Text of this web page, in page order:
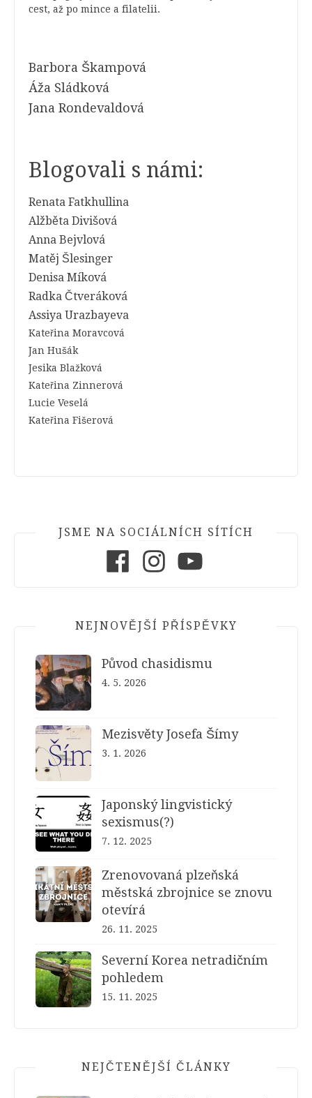
cest, až po mince a filatelii.
Barbora Škampová
Áža Sládková
Jana Rondevaldová
Blogovali s námi:
Renata Fatkhullina
Alžběta Divišová
Anna Bejvlová
Matěj Šlesinger
Denisa Míková
Radka Čtveráková
Assiya Urazbayeva
Kateřina Moravcová
Jan Hušák
Jesika Blažková
Kateřina Zinnerová
Lucie Veselá
Kateřina Fišerová
JSME NA SOCIÁLNÍCH SÍTÍCH
NEJNOVĚJŠÍ PŘÍSPĚVKY
Původ chasidismu
4. 5. 2026
Mezisvěty Josefa Šímy
3. 1. 2026
Japonský lingvistický
sexismus(?)
7. 12. 2025
Zrenovovaná plzeňská
městská zbrojnice se znovu
otevírá
26. 11. 2025
Severní Korea netradičním
pohledem
15. 11. 2025
NEJČTENĚJŠÍ ČLÁNKY